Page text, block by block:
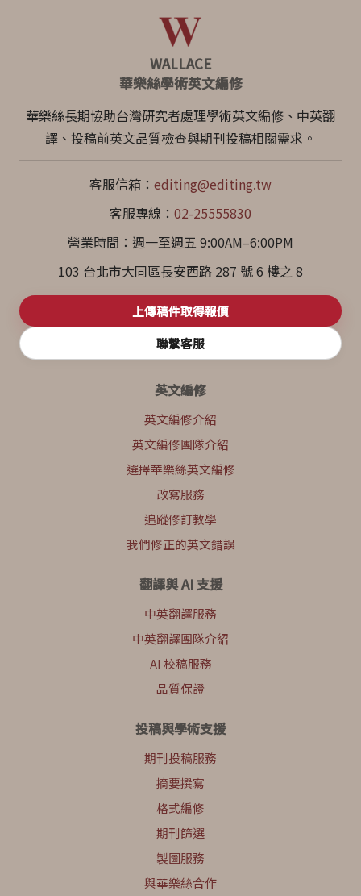
WALLACE
華樂絲學術英文編修
華樂絲長期協助台灣研究者處理學術英文編修、中英翻
譯、投稿前英文品質檢查與期刊投稿相關需求。
客服信箱： editing@editing.tw
客服專線： 02-25555830
營業時間：週一至週五 9:00AM–6:00PM
103 台北市大同區長安西路 287 號 6 樓之 8
上傳稿件取得報價
聯繫客服
英文編修
英文編修介紹
英文編修團隊介紹
選擇華樂絲英文編修
改寫服務
追蹤修訂教學
我們修正的英文錯誤
翻譯與 AI 支援
中英翻譯服務
中英翻譯團隊介紹
AI 校稿服務
品質保證
投稿與學術支援
期刊投稿服務
摘要撰寫
格式編修
期刊篩選
製圖服務
與華樂絲合作